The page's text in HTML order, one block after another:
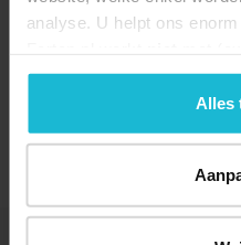
analyse. U helpt ons
geen commerciële
de knoppen accepteren,Alles
59.0 km